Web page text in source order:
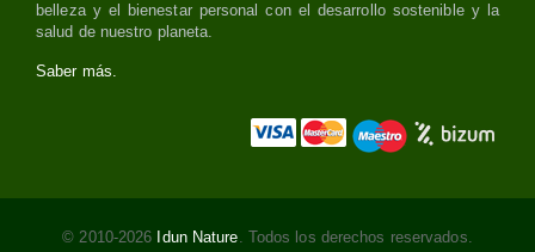
belleza y el bienestar personal con el desarrollo sostenible y la
salud de nuestro planeta.
Saber más.
© 2010-2026 Idun Nature. Todos los derechos reservados.